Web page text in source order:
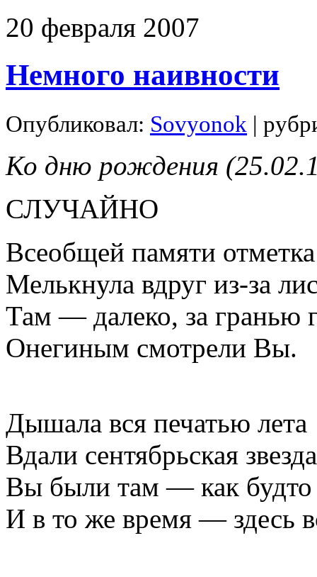
20 февраля 2007
Немного наивности
Опубликовал: Sovyonok |
Ко дню рождения
СЛУЧАЙНО
Всеобщей памяти отметка
Мелькнула вдруг из-за
Там — далеко, за гранью
Онегиным смотрели Вы.
Дышала вся печатью лета
Вдали сентябрьская
Вы были там — как будто
И в то же время — здесь